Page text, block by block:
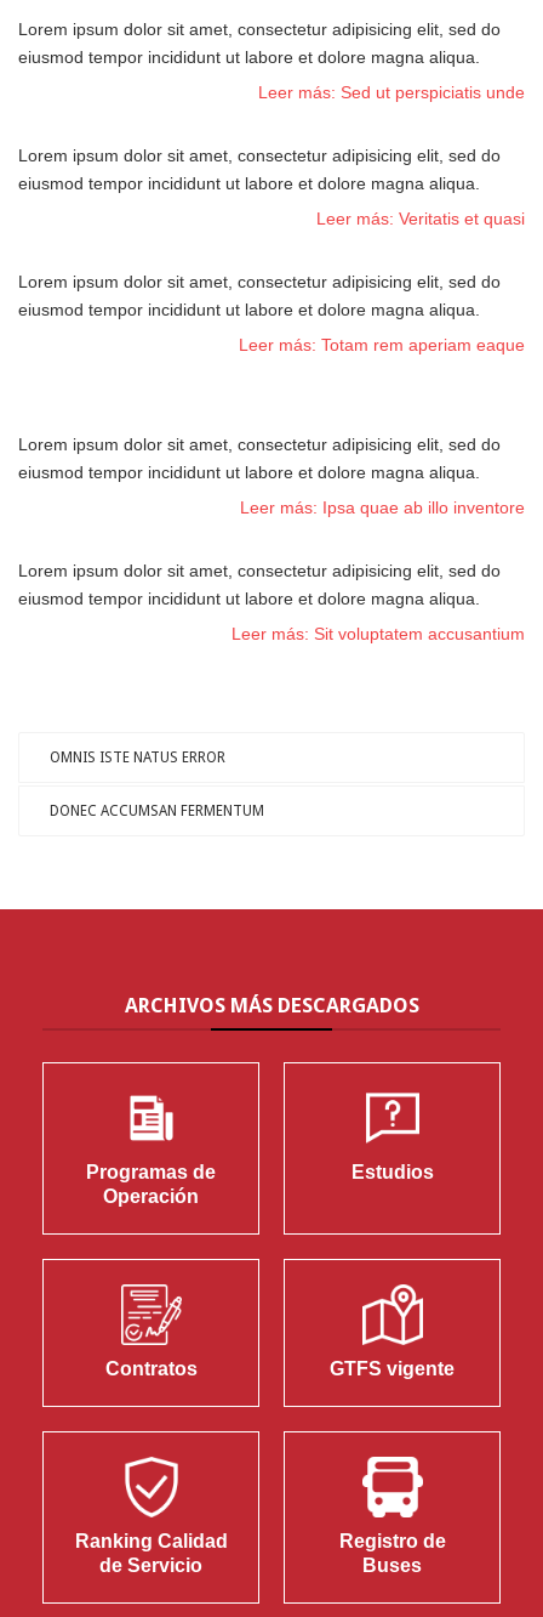
Lorem ipsum dolor sit amet, consectetur adipisicing elit, sed do
eiusmod tempor incididunt ut labore et dolore magna aliqua.
Leer más: Sed ut perspiciatis unde
Lorem ipsum dolor sit amet, consectetur adipisicing elit, sed do
eiusmod tempor incididunt ut labore et dolore magna aliqua.
Leer más: Veritatis et quasi
Lorem ipsum dolor sit amet, consectetur adipisicing elit, sed do
eiusmod tempor incididunt ut labore et dolore magna aliqua.
Leer más: Totam rem aperiam eaque
Lorem ipsum dolor sit amet, consectetur adipisicing elit, sed do
eiusmod tempor incididunt ut labore et dolore magna aliqua.
Leer más: Ipsa quae ab illo inventore
Lorem ipsum dolor sit amet, consectetur adipisicing elit, sed do
eiusmod tempor incididunt ut labore et dolore magna aliqua.
Leer más: Sit voluptatem accusantium
OMNIS ISTE NATUS ERROR
DONEC ACCUMSAN FERMENTUM
ARCHIVOSMÁS DESCARGADOS
Programas de
Operación
Estudios
Contratos GTFS vigente
Ranking Calidad
de Servicio
Registro de
Buses